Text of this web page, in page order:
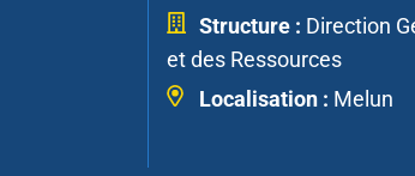
Structure : Direction
et des Ressources
Localisation : Melun